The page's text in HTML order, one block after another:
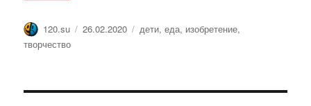
Автор
120.su Опубликовано
26.02.2020 Метки
дети,еда, изобретение,
творчество